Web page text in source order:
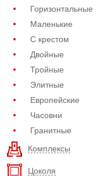
Горизонтальные
Маленькие
С крестом
Двойные
Тройные
Элитные
Европейские
Часовни
Гранитные
Комплексы
Цоколя